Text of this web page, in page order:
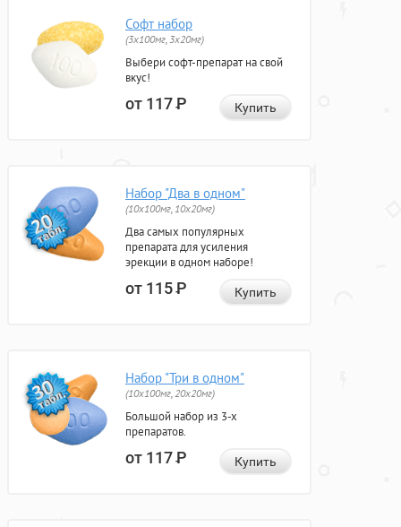
Софт набор
(3x100мг, 3x20мг)
Выбери софт-препарат на свой
вкус!
от 117Р Купить
Набор "Два в одном"
(10x100мг, 10x20мг)
Два самых популярных
препарата для усиления
эрекции в одном наборе!
от 115Р Купить
Набор "Три в одном"
(10x100мг, 20x20мг)
Большой набор из 3-х
препаратов.
от 117Р Купить